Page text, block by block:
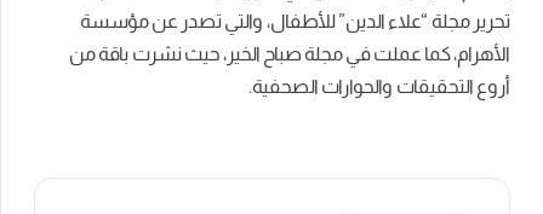
تحرير مجلة “علاء الدين” للأطفال، والتي تصدر عن مؤسسة
الأهرام، كما عملت في مجلة صباح الخير، حيث نشرت باقة من
أروع التحقيقات والحوارات الصحفية.